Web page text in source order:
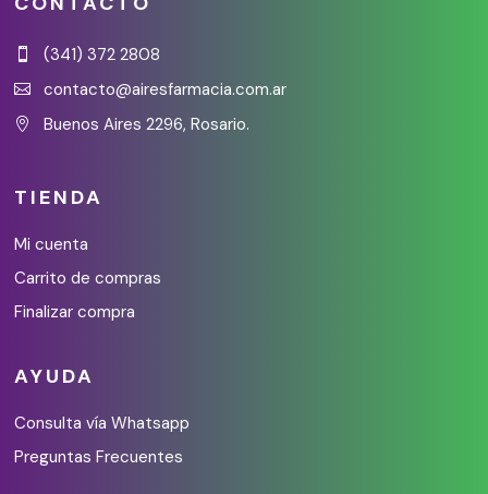
 (341) 372 2808
 contacto@airesfarmacia.com.ar
 Buenos Aires 2296, Rosario.
TIENDA
Mi cuenta
Carrito de compras
Finalizar compra
AYUDA
Consulta vía Whatsapp
Preguntas Frecuentes